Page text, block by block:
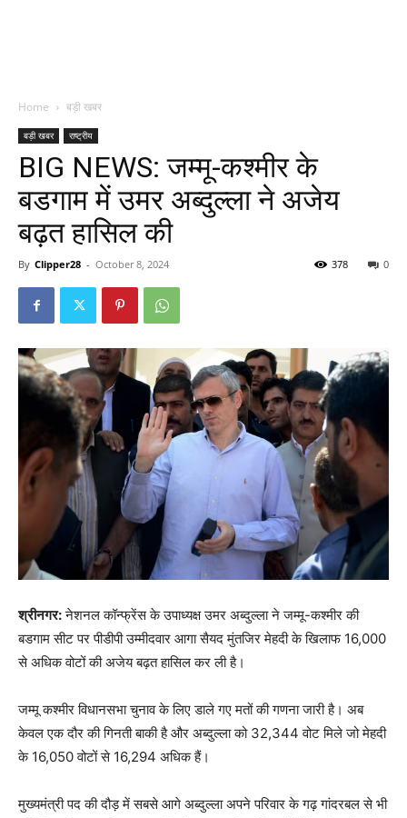
Home बड़ी खबर
बड़ी खबर राष्ट्रीय
BIG NEWS: जम्मू-कश्मीर के
बडगाम में उमर अब्दुल्ला ने अजेय
बढ़त हासिल की
By Clipper28 - October 8, 2024 0
378
श्रीनगर:नेशनल कॉन्फ्रेंस के उपाध्यक्ष उमर अब्दुल्ला ने जम्मू-कश्मीर की
बडगाम सीट पर पीडीपी उम्मीदवार आगा सैयद मुंतजिर मेहदी के खिलाफ 16,000
से अधिक वोटों की अजेय बढ़त हासिल कर ली है।
जम्मू कश्मीर विधानसभा चुनाव के लिए डाले गए मतों की गणना जारी है। अब
केवल एक दौर की गिनती बाकी है और अब्दुल्ला को 32,344 वोट मिले जो मेहदी
के 16,050 वोटों से 16,294 अधिक हैं।
मुख्यमंत्री पद की दौड़ में सबसे आगे अब्दुल्ला अपने परिवार के गढ़ गांदरबल से भी